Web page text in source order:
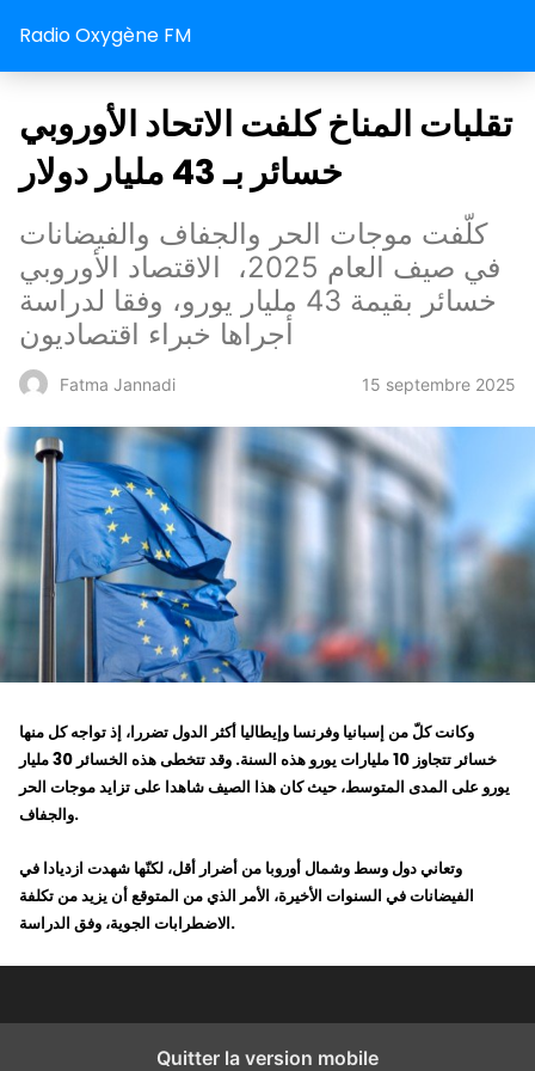
Radio Oxygène FM
تقلبات المناخ كلفت الاتحاد الأوروبي
خسائر بـ 43 مليار دولار
كلّفت موجات الحر والجفاف والفيضانات
في صيف العام 2025، الاقتصاد الأوروبي
خسائر بقيمة 43 مليار يورو، وفقا لدراسة
أجراها خبراء اقتصاديون
Fatma Jannadi 15 septembre 2025
وكانت كلّ من إسبانيا وفرنسا وإيطاليا أكثر الدول تضررا، إذ تواجه كل منها
خسائر تتجاوز 10 مليارات يورو هذه السنة. وقد تتخطى هذه الخسائر 30 مليار
يورو على المدى المتوسط، حيث كان هذا الصيف شاهدا على تزايد موجات الحر
والجفاف.
وتعاني دول وسط وشمال أوروبا من أضرار أقل، لكنّها شهدت ازديادا في
الفيضانات في السنوات الأخيرة، الأمر الذي من المتوقع أن يزيد من تكلفة
الاضطرابات الجوية، وفق الدراسة.
Quitter la version mobile